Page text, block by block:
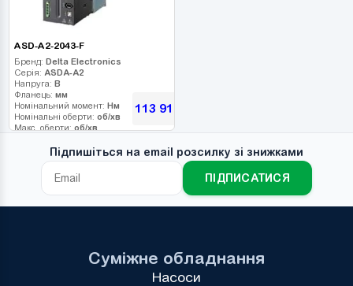
ASD-A2-2043-F
Бренд: Delta Electronics
Серія: ASDA-A2
Напруга: В
Фланець: мм
Номінальний момент: Нм
Номінальні оберти: об/хв
Макс. оберти: об/хв
113 918
Підпишіться на email розсилку зі знижками
ПІДПИСАТИСЯ
Суміжне обладнання
Насоси